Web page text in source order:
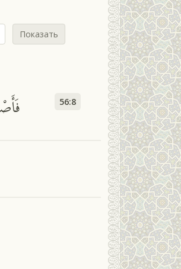
Показать
56:8